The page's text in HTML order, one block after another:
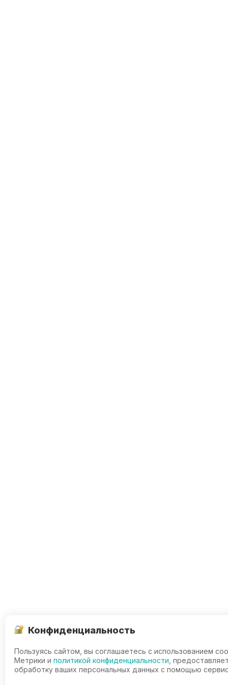
Конфиденциальность
Пользуясь сайтом, вы соглашаетесь с использованием
Метрики и политикой конфиденциальности ,
обработку ваших персональных данных с помощью